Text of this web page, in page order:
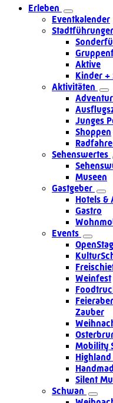
Erleben
Eventkalender
Aktive
Kinder +
Aktivitäten
Junges
Shoppen
Sehenswertes
Museen
Gastgeber
Hotels &
Gastro
Events
Weinfest
Zauber
Mobility
Silent
Schwan